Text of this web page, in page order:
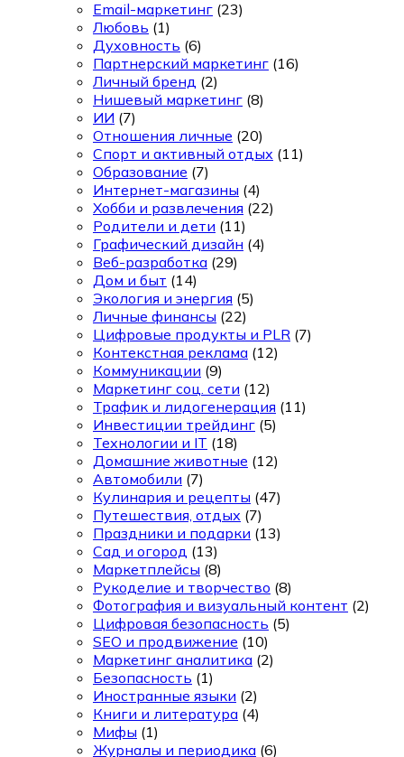
Email-маркетинг (23)
Любовь (1)
Духовность (6)
Партнерский маркетинг (16)
Личный бренд (2)
Нишевый маркетинг (8)
ИИ (7)
Отношения личные (20)
Спорт и активный отдых (11)
Образование (7)
Интернет-магазины (4)
Хобби и развлечения (22)
Родители и дети (11)
Графический дизайн (4)
Веб-разработка (29)
Дом и быт (14)
Экология и энергия (5)
Личные финансы (22)
Цифровые продукты и PLR (7)
Контекстная реклама (12)
Коммуникации (9)
Маркетинг соц. сети (12)
Трафик и лидогенерация (11)
Инвестиции трейдинг (5)
Технологии и IT (18)
Домашние животные (12)
Автомобили (7)
Кулинария и рецепты (47)
Путешествия, отдых (7)
Праздники и подарки (13)
Сад и огород (13)
Маркетплейсы (8)
Рукоделие и творчество (8)
Фотография и визуальный контент (2)
Цифровая безопасность (5)
SEO и продвижение (10)
Маркетинг аналитика (2)
Безопасность (1)
Иностранные языки (2)
Книги и литература (4)
Мифы (1)
Журналы и периодика (6)